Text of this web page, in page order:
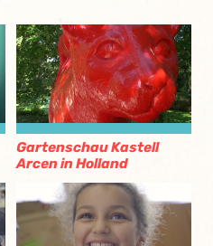
Gartenschau Kastell
Arcen in Holland